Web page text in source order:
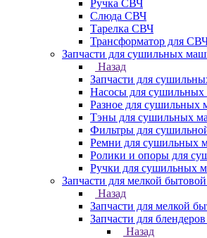
Ручка СВЧ
Слюда СВЧ
Тарелка СВЧ
Трансформатор для
Запчасти для сушильных
Назад
Запчасти для
Насосы для
Разное для сушильных
Тэны для сушильных
Фильтры для
Ремни для сушильных
Ролики и опоры для
Ручки для сушильных
Запчасти для мелкой
Назад
Запчасти для мелкой
Запчасти для блендеров
Назад